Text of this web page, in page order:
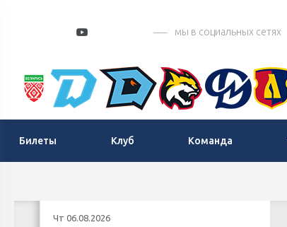
мы в социальных сетях
Билеты Клуб Команда
Чт 06.08.2026